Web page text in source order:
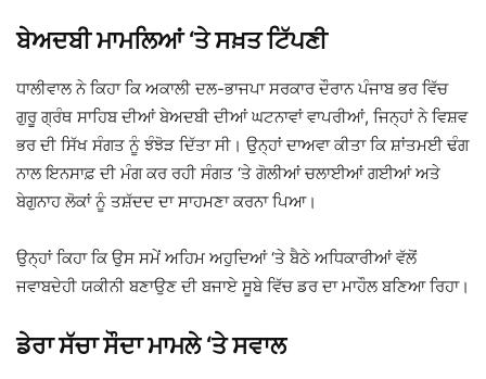
ਬੇਅਦਬੀ ਮਾਮਲਿਆਂ ‘ਤੇ ਸਖ਼ਤ ਟਿੱਪਣੀ
ਧਾਲੀਵਾਲ ਨੇ ਕਿਹਾ ਕਿ ਅਕਾਲੀ ਦਲ-ਭਾਜਪਾ ਸਰਕਾਰ ਦੌਰਾਨ ਪੰਜਾਬ ਭਰ ਵਿੱਚ
ਗੁਰੂ ਗ੍ਰੰਥ ਸਾਹਿਬ ਦੀਆਂ ਬੇਅਦਬੀ ਦੀਆਂ ਘਟਨਾਵਾਂ ਵਾਪਰੀਆਂ, ਜਿਨ੍ਹਾਂ ਨੇ ਵਿਸ਼ਵ
ਭਰ ਦੀ ਸਿੱਖ ਸੰਗਤ ਨੂੰ ਝੰਝੋੜ ਦਿੱਤਾ ਸੀ। ਉਨ੍ਹਾਂ ਦਾਅਵਾ ਕੀਤਾ ਕਿ ਸ਼ਾਂਤਮਈ ਢੰਗ
ਨਾਲ ਇਨਸਾਫ਼ ਦੀ ਮੰਗ ਕਰ ਰਹੀ ਸੰਗਤ ‘ਤੇ ਗੋਲੀਆਂ ਚਲਾਈਆਂ ਗਈਆਂ ਅਤੇ
ਬੇਗੁਨਾਹ ਲੋਕਾਂ ਨੂੰ ਤਸ਼ੱਦਦ ਦਾ ਸਾਹਮਣਾ ਕਰਨਾ ਪਿਆ।
ਉਨ੍ਹਾਂ ਕਿਹਾ ਕਿ ਉਸ ਸਮੇਂ ਅਹਿਮ ਅਹੁਦਿਆਂ ‘ਤੇ ਬੈਠੇ ਅਧਿਕਾਰੀਆਂ ਵੱਲੋਂ
ਜਵਾਬਦੇਹੀ ਯਕੀਨੀ ਬਣਾਉਣ ਦੀ ਬਜਾਏ ਸੂਬੇ ਵਿੱਚ ਡਰ ਦਾ ਮਾਹੌਲ ਬਣਿਆ ਰਿਹਾ।
ਡੇਰਾ ਸੱਚਾ ਸੌਦਾ ਮਾਮਲੇ ‘ਤੇ ਸਵਾਲ